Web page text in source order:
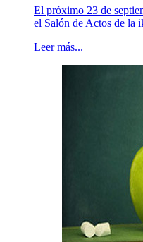
El próximo 23 de
el Salón de Actos de la
Leer más...